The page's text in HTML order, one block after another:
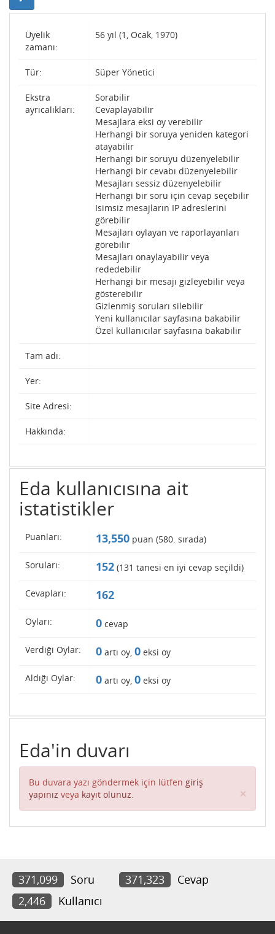
Üyelik
zamanı:
56 yıl (1, Ocak, 1970)
Tür: Süper Yönetici
Ekstra
ayrıcalıkları:
Sorabilir
Cevaplayabilir
Mesajlara eksi oy verebilir
Herhangi bir soruya yeniden kategori
atayabilir
Herhangi bir soruyu düzenyelebilir
Herhangi bir cevabı düzenyelebilir
Mesajları sessiz düzenyelebilir
Herhangi bir soru için cevap seçebilir
Isimsiz mesajların IP adreslerini
görebilir
Mesajları oylayan ve raporlayanları
görebilir
Mesajları onaylayabilir veya
rededebilir
Herhangi bir mesajı gizleyebilir veya
gösterebilir
Gizlenmiş soruları silebilir
Yeni kullanıcılar sayfasına bakabilir
Özel kullanıcılar sayfasına bakabilir
Tam adı:
Yer:
Site Adresi:
Hakkında:
Eda kullanıcısına ait
istatistikler
Puanları: 13,550 puan (580. sırada)
Soruları: 152 (131 tanesi en iyi cevap seçildi)
Cevapları: 162
Oyları: 0 cevap
Verdiği Oylar: 0 artı oy, 0 eksi oy
Aldığı Oylar: 0 artı oy, 0 eksi oy
Eda'in duvarı
Bu duvara yazı göndermek için lütfen giriş
yapınız veya kayıt olunuz. ×
371,099 Soru 371,323
Cevap
2,446
Kullanıcı